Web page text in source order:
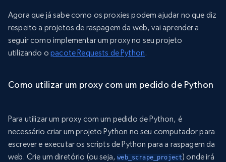
Agora que já sabe como os proxies podem ajudar no que diz
respeito a projetos de raspagem da web, vai aprender a
seguir como implementar um proxy no seu projeto
utilizando opacote Requests de Python.
Como utilizar um proxy com um pedido de Python
Para utilizar um proxy com um pedido de Python, é
necessário criar um projeto Python no seu computador para
escrever e executar os scripts de Python para a raspagem da
web. Crie um diretório (ou seja,web_scrape_project) onde irá